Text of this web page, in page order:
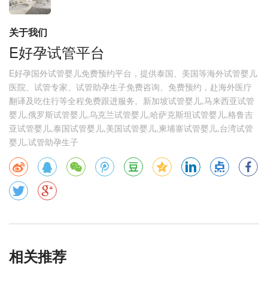
关于我们
E好孕试管平台
E好孕国外试管婴儿免费预约平台，提供泰国、美国等海外试管婴儿
医院、试管专家、试管助孕生子免费咨询、免费预约，赴海外医疗
翻译及吃住行等全程免费跟进服务。新加坡试管婴儿,马来西亚试管
婴儿,俄罗斯试管婴儿,乌克兰试管婴儿,哈萨克斯坦试管婴儿,格鲁吉
亚试管婴儿,泰国试管婴儿,美国试管婴儿,柬埔寨试管婴儿,台湾试管
婴儿,试管助孕生子
相关推荐